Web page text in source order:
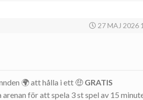
27 MAJ 2026
🌍 att hålla i ett 🤑 GRATIS
för att spela 3 st spel av 15